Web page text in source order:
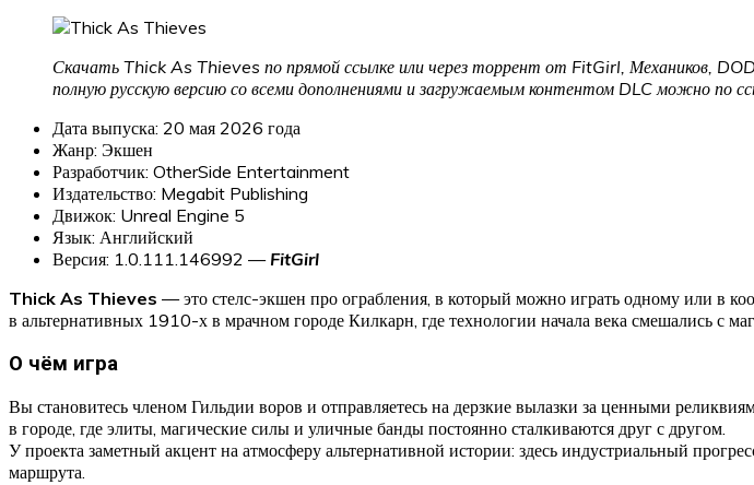
Скачать Thick As Thieves по прямой ссылке или через торрент от FitGirl, Механиков,
полную русскую версию со всеми дополнениями и загружаемым контентом DLC можно по
Дата выпуска: 20 мая 2026 года
Жанр: Экшен
Разработчик: OtherSide Entertainment
Издательство: Megabit Publishing
Движок: Unreal Engine 5
Язык: Английский
Версия: 1.0.111.146992 — FitGirl
Thick As Thieves — это стелс-экшен про ограбления, в который можно играть одному или в
в альтернативных 1910-х в мрачном городе Килкарн, где технологии начала века смешались с
О чём игра
Вы становитесь членом Гильдии воров и отправляетесь на дерзкие вылазки за ценными
в городе, где элиты, магические силы и уличные банды постоянно сталкиваются друг с другом.
У проекта заметный акцент на атмосферу альтернативной истории: здесь индустриальный
маршрута.